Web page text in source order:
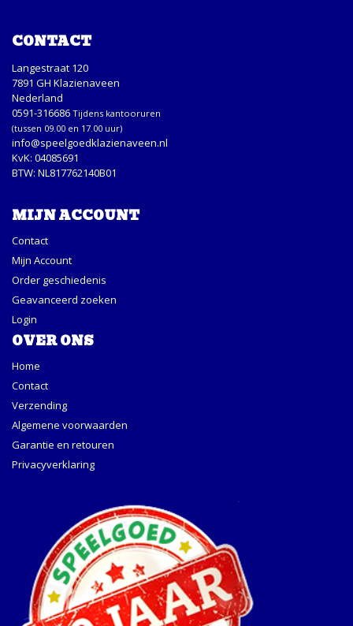
CONTACT
Langestraat 120
7891 GH Klazienaveen
Nederland
0591-316686 Tijdens kantooruren
(tussen 09.00 en 17.00 uur)
info@speelgoedklazienaveen.nl
KvK: 04085691
BTW: NL817762140B01
MIJN ACCOUNT
Contact
Mijn Account
Order geschiedenis
Geavanceerd zoeken
Login
OVER ONS
Home
Contact
Verzending
Algemene voorwaarden
Garantie en retouren
Privacyverklaring